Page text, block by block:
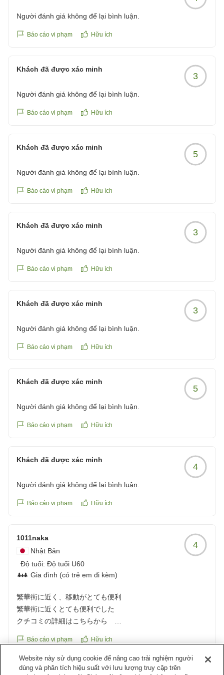
Người đánh giá không để lại bình luận.
Báo cáo vi phạm Hữu ích
Khách đã được xác minh
3
Người đánh giá không để lại bình luận.
Báo cáo vi phạm Hữu ích
Khách đã được xác minh
5
Người đánh giá không để lại bình luận.
Báo cáo vi phạm Hữu ích
Khách đã được xác minh
3
Người đánh giá không để lại bình luận.
Báo cáo vi phạm Hữu ích
Khách đã được xác minh
3
Người đánh giá không để lại bình luận.
Báo cáo vi phạm Hữu ích
Khách đã được xác minh
5
Người đánh giá không để lại bình luận.
Báo cáo vi phạm Hữu ích
Khách đã được xác minh
4
Người đánh giá không để lại bình luận.
Báo cáo vi phạm Hữu ích
1011naka
Nhật Bản
Độ tuổi: Độ tuổi U60
Gia đình (có trẻ em đi kèm)
4
繁華街に近く、移動がとても便利
繁華街に近くとても便利でした
クチコミの詳細はこちらから
reviewId=33123478115149
Báo cáo vi phạm Hữu ích
Phản hồi từ chỗ nghỉ
Website này sử dụng cookie để nâng cao trải nghiệm người
dùng và phân tích hiệu suất với lưu lượng truy cập trên